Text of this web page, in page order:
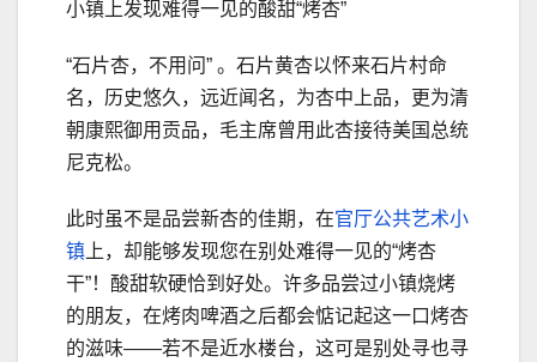
小镇上发现难得一见的酸甜“烤杏”
“石片杏，不用问” 。石片黄杏以怀来石片村命
名，历史悠久，远近闻名，为杏中上品，更为清
朝康熙御用贡品，毛主席曾用此杏接待美国总统
尼克松。
此时虽不是品尝新杏的佳期，在官厅公共艺术小
镇 上，却能够发现您在别处难得一见的“烤杏
干”！酸甜软硬恰到好处。许多品尝过小镇烧烤
的朋友，在烤肉啤酒之后都会惦记起这一口烤杏
的滋味——若不是近水楼台，这可是别处寻也寻